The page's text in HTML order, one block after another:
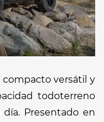
compacto versátil y
todoterreno
Presentado en